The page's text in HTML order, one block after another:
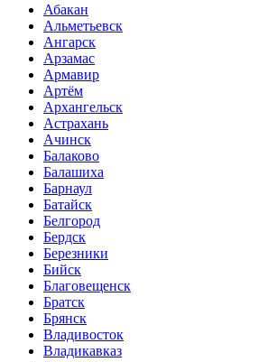
Абакан
Альметьевск
Ангарск
Арзамас
Армавир
Артём
Архангельск
Астрахань
Ачинск
Балаково
Балашиха
Барнаул
Батайск
Белгород
Бердск
Березники
Бийск
Благовещенск
Братск
Брянск
Владивосток
Владикавказ